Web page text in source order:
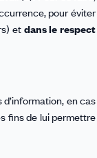
pour éviter
etdans le respect
en cas
fins de lui permettre